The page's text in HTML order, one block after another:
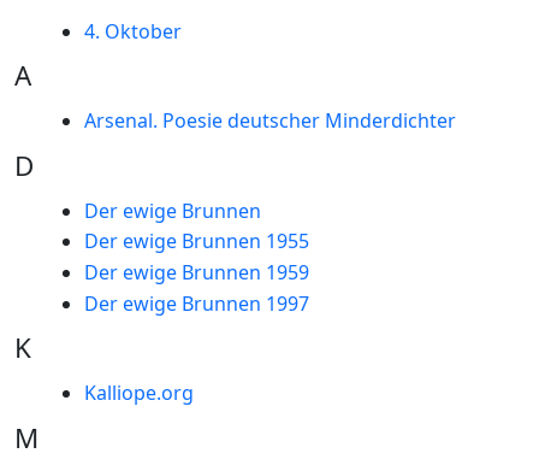
4. Oktober
A
Arsenal. Poesie deutscher Minderdichter
D
Der ewige Brunnen
Der ewige Brunnen 1955
Der ewige Brunnen 1959
Der ewige Brunnen 1997
K
Kalliope.org
M